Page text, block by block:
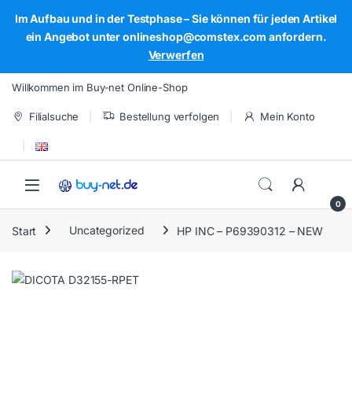
Im Aufbau und in der Testphase – Sie können für jeden Artikel
ein Angebot unter onlineshop@comstex.com anfordern.
Verwerfen
Skip to navigation
Skip to content
Willkommen im Buy-net Online-Shop
Filialsuche Bestellung verfolgen Mein Konto
Open
0
Start Uncategorized HP INC – P69390312 – NEW